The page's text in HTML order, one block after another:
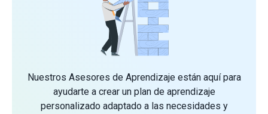
Nuestros Asesores de Aprendizaje están aquí para
ayudarte a crear un plan de aprendizaje
personalizado adaptado a las necesidades y